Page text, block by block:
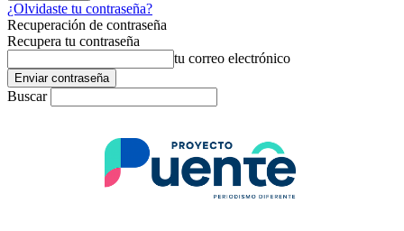
¿Olvidaste tu contraseña?
Recuperación de contraseña
Recupera tu contraseña
tu correo electrónico
Buscar